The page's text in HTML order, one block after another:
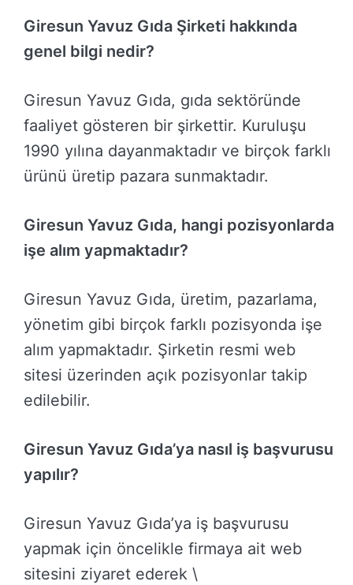
Giresun Yavuz Gıda Şirketi hakkında
genel bilgi nedir?
Giresun Yavuz Gıda, gıda sektöründe
faaliyet gösteren bir şirkettir. Kuruluşu
1990 yılına dayanmaktadır ve birçok farklı
ürünü üretip pazara sunmaktadır.
Giresun Yavuz Gıda, hangi pozisyonlarda
işe alım yapmaktadır?
Giresun Yavuz Gıda, üretim, pazarlama,
yönetim gibi birçok farklı pozisyonda işe
alım yapmaktadır. Şirketin resmi web
sitesi üzerinden açık pozisyonlar takip
edilebilir.
Giresun Yavuz Gıda’ya nasıl iş başvurusu
yapılır?
Giresun Yavuz Gıda’ya iş başvurusu
yapmak için öncelikle firmaya ait web
sitesini ziyaret ederek \